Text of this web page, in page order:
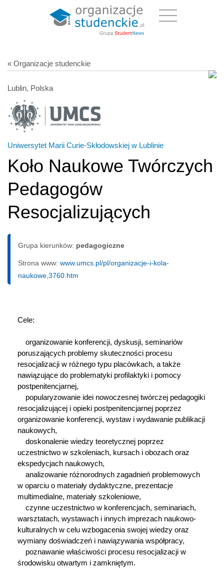
« Organizacje studenckie
Lublin, Polska
Uniwersytet Marii Curie-Skłodowskiej w Lublinie
Koło Naukowe Twórczych
Pedagogów
Resocjalizujących
Grupa kierunków: pedagogiczne
Strona www: www.umcs.pl/pl/organizacje-i-kola-
naukowe,3760.htm
Cele:
poruszających problemy skuteczności procesu
resocjalizacji w różnego typu placówkach, a także
nawiązujące do problematyki profilaktyki i pomocy
postpenitencjarnej,
resocjalizującej i opieki postpenitencjarnej poprzez
organizowanie konferencji, wystaw i wydawanie publikacji
naukowych,
uczestnictwo w szkoleniach, kursach i obozach oraz
ekspedycjach naukowych,
w oparciu o materiały dydaktyczne, prezentacje
multimedialne, materiały szkoleniowe,
warsztatach, wystawach i innych imprezach naukowo-
kulturalnych w celu wzbogacenia swojej wiedzy oraz
wymiany doświadczeń i nawiązywania współpracy,
środowisku otwartym i zamkniętym.